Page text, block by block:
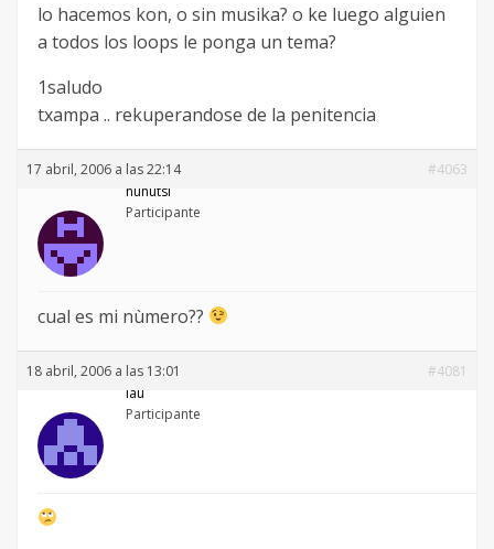
lo hacemos kon, o sin musika? o ke luego alguien
a todos los loops le ponga un tema?
1saludo
txampa .. rekuperandose de la penitencia
17 abril, 2006 a las 22:14
#4063
nunutsi
Participante
cual es mi nùmero??
18 abril, 2006 a las 13:01
#4081
lau
Participante